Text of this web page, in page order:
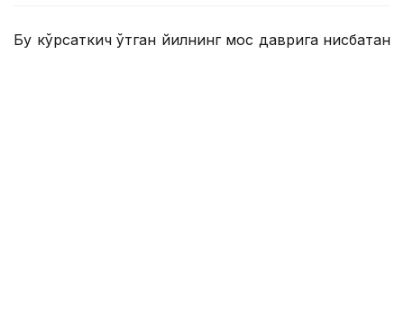
Бу кўрсаткич ўтган йилнинг мос даврига нисбатан